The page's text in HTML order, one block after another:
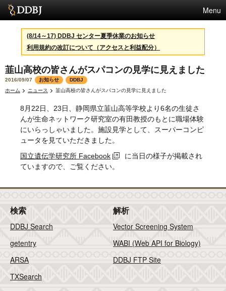
Menu
サービス
スパコン
統計
活動
センターについて
問合せ
(8/14～17) DDBJ センター夏季休業のお知らせ
利用規約の改訂について（アクセスと利益配分）
韮山高校の皆さんがスパコンの見学に見えました
2016/09/07 お知らせ
DDBJ
ホーム
ニュース 韮山高校の皆さんがスパコンの見学に見えました
8月22日、23日、静岡県立韮山高等学校より6名の生徒さ
んが生命ネットワーク研究室の有田教授のもとに職場体験
にいらっしゃいました。施設見学として、スーパーコンピ
ュータを見ていただきました。
国立遺伝学研究所 Facebook
に当日の様子が掲載され
ていますので、ご覧ください。
検索
DDBJ Search
getentry
ARSA
TXSearch
解析
Vector Screening System
WABI (Web API for Biology)
DDBJ FTP Site